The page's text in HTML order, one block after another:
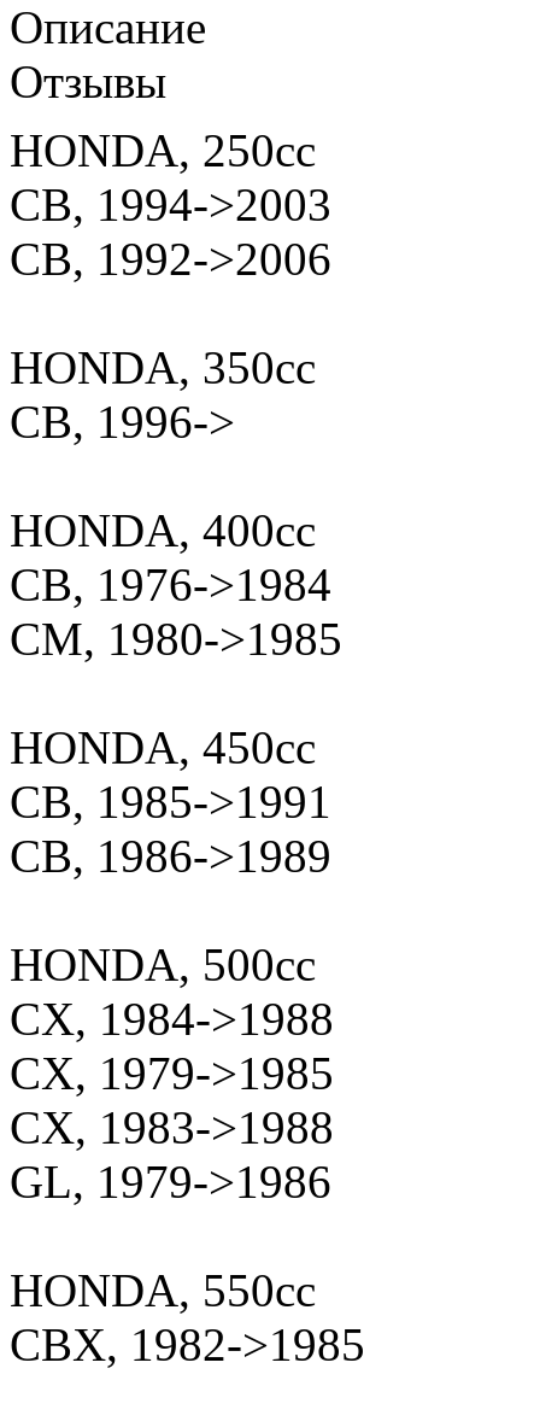
Описание
Отзывы
HONDA, 250cc
CB, 1994->2003
CB, 1992->2006
HONDA, 350cc
CB, 1996->
HONDA, 400cc
CB, 1976->1984
CM, 1980->1985
HONDA, 450cc
CB, 1985->1991
CB, 1986->1989
HONDA, 500cc
CX, 1984->1988
CX, 1979->1985
CX, 1983->1988
GL, 1979->1986
HONDA, 550cc
CBX, 1982->1985